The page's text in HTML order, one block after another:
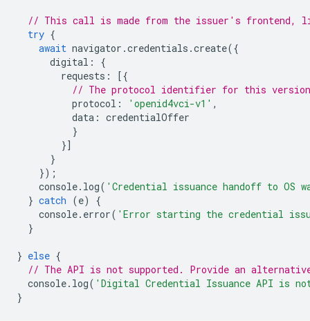
// This call is made from the issuer's frontend,
try {
await navigator .credentials .create({
digital :
{
requests :
[{
// The protocol identifier for this version
protocol : 'openid4vci-v1' ,
data : credentialOffer
}
}]
}
});
console. log( 'Credential issuance handoff to OS
} catch (e)
{
console. error( 'Error starting the credential
}
} else {
// The API is not supported. Provide an alternative
console. log( 'Digital Credential Issuance API is
}